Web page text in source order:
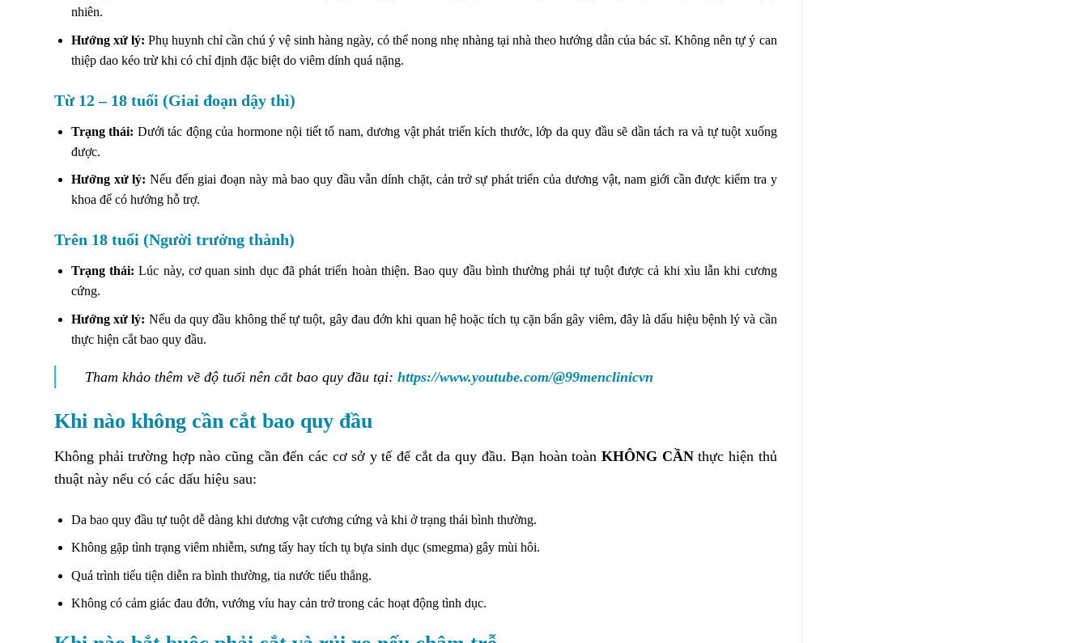
nhiên.
Hướng xử lý: Phụ huynh chỉ cần chú ý vệ sinh hàng ngày, có thể nong nhẹ nhàng tại nhà theo hướng dẫn của bác sĩ. Không nên tự ý can
thiệp dao kéo trừ khi có chỉ định đặc biệt do viêm dính quá nặng.
Từ 12 – 18 tuổi (Giai đoạn dậy thì)
Trạng thái: Dưới tác động của hormone nội tiết tố nam, dương vật phát triển kích thước, lớp da quy đầu sẽ dần tách ra và tự tuột xuống
được.
Hướng xử lý: Nếu đến giai đoạn này mà bao quy đầu vẫn dính chặt, cản trở sự phát triển của dương vật, nam giới cần được kiểm tra y
khoa để có hướng hỗ trợ.
Trên 18 tuổi (Người trưởng thành)
Trạng thái: Lúc này, cơ quan sinh dục đã phát triển hoàn thiện. Bao quy đầu bình thường phải tự tuột được cả khi xìu lẫn khi cương
cứng.
Hướng xử lý: Nếu da quy đầu không thể tự tuột, gây đau đớn khi quan hệ hoặc tích tụ cặn bẩn gây viêm, đây là dấu hiệu bệnh lý và cần
thực hiện cắt bao quy đầu.
Tham khảo thêm về độ tuổi nên cắt bao quy đầu tại: https://www.youtube.com/@99menclinicvn
Khi nào không cần cắt bao quy đầu
Không phải trường hợp nào cũng cần đến các cơ sở y tế để cắt da quy đầu. Bạn hoàn toànKHÔNG CẦNthực hiện thủ
thuật này nếu có các dấu hiệu sau:
Da bao quy đầu tự tuột dễ dàng khi dương vật cương cứng và khi ở trạng thái bình thường.
Không gặp tình trạng viêm nhiễm, sưng tấy hay tích tụ bựa sinh dục (smegma) gây mùi hôi.
Quá trình tiểu tiện diễn ra bình thường, tia nước tiểu thẳng.
Không có cảm giác đau đớn, vướng víu hay cản trở trong các hoạt động tình dục.